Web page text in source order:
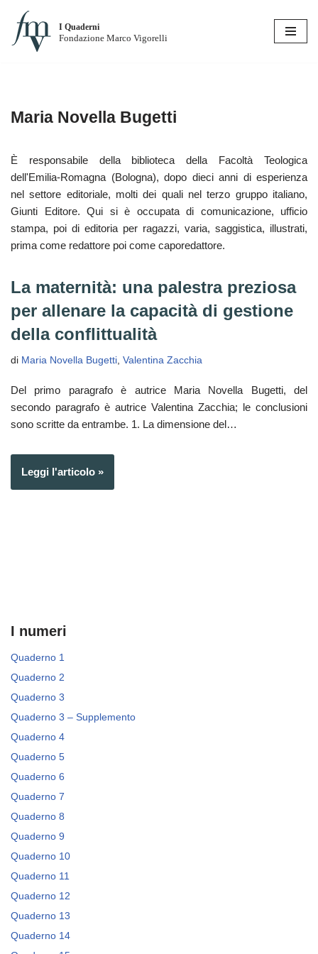
Vai
I Quaderni
Fondazione Marco Vigorelli
Maria Novella Bugetti
È responsabile della biblioteca della Facoltà Teologica
dell'Emilia-Romagna (Bologna), dopo dieci anni di esperienza
nel settore editoriale, molti dei quali nel terzo gruppo italiano,
Giunti Editore. Qui si è occupata di comunicazione, ufficio
stampa, poi di editoria per ragazzi, varia, saggistica, illustrati,
prima come redattore poi come caporedattore.
La maternità: una palestra preziosa
per allenare la capacità di gestione
della conflittualità
di Maria Novella Bugetti, Valentina Zacchia
Del primo paragrafo è autrice Maria Novella Bugetti, del
secondo paragrafo è autrice Valentina Zacchia; le conclusioni
sono scritte da entrambe. 1. La dimensione del…
Leggi l'articolo »
I numeri
Quaderno 1
Quaderno 2
Quaderno 3
Quaderno 3 – Supplemento
Quaderno 4
Quaderno 5
Quaderno 6
Quaderno 7
Quaderno 8
Quaderno 9
Quaderno 10
Quaderno 11
Quaderno 12
Quaderno 13
Quaderno 14